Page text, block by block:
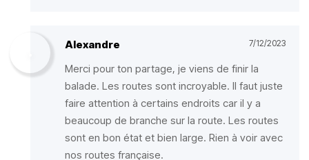
Alexandre 7/12/2023
Merci pour ton partage, je viens de finir la
balade. Les routes sont incroyable. Il faut juste
faire attention à certains endroits car il y a
beaucoup de branche sur la route. Les routes
sont en bon état et bien large. Rien à voir avec
nos routes française.